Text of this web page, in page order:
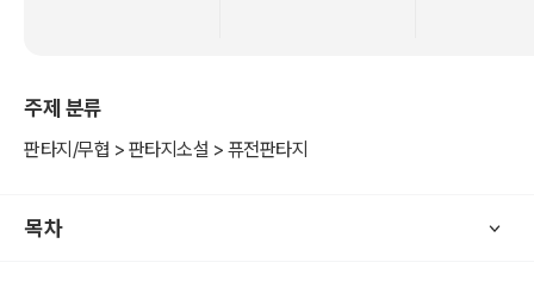
그런데 수현 또한, 우연히 자신에게도 '특별한 능력'이 있음을 알게 되
고…
주제 분류
판타지/무협 > 판타지소설 > 퓨전판타지
목차